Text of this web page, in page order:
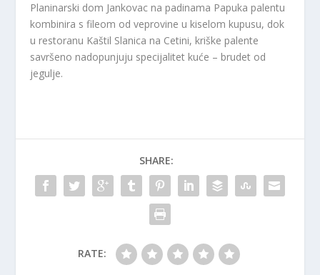
Planinarski dom Jankovac na padinama Papuka palentu
kombinira s fileom od veprovine u kiselom kupusu, dok
u restoranu Kaštil Slanica na Cetini, kriške palente
savršeno nadopunjuju specijalitet kuće – brudet od
jegulje.
SHARE:
RATE: